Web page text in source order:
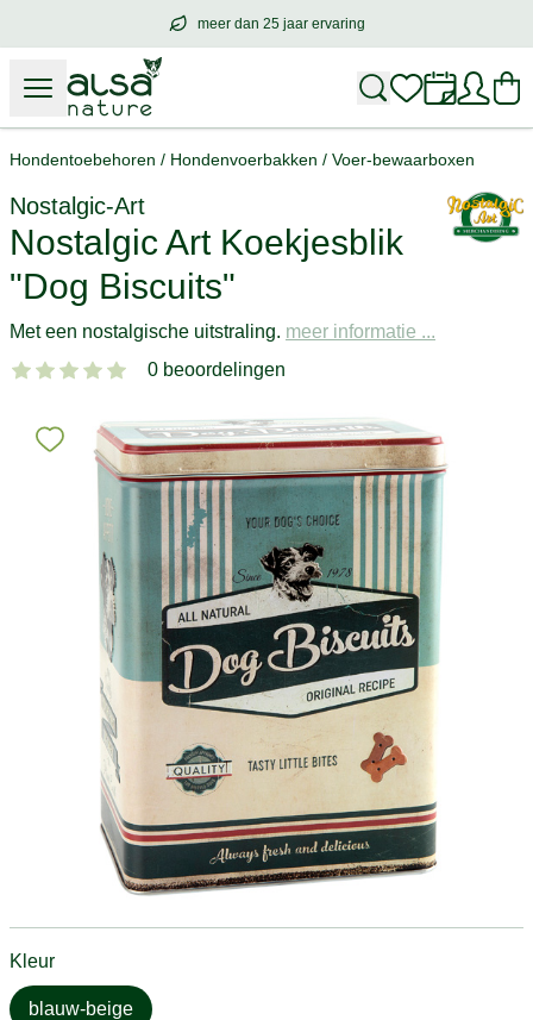
meer dan 25 jaar ervaring
meer dan25 jaar ervaring
Hondentoebehoren / Hondenvoerbakken / Voer-bewaarboxen
Nostalgic-Art
Nostalgic Art Koekjesblik
"Dog Biscuits"
Met een nostalgische uitstraling. meer informatie ...
0 beoordelingen
Kleur
blauw-beige